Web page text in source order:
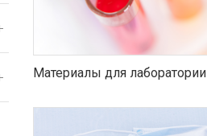
Материалы для лаборатории